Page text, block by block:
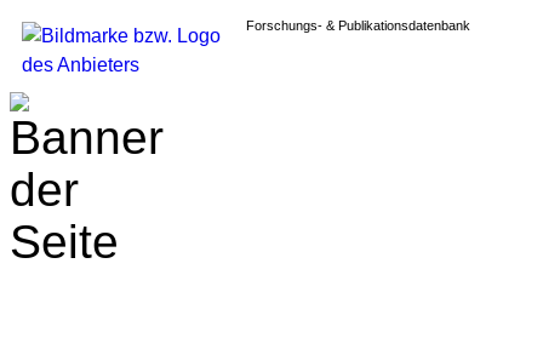
Forschungs- & Publikationsdatenbank